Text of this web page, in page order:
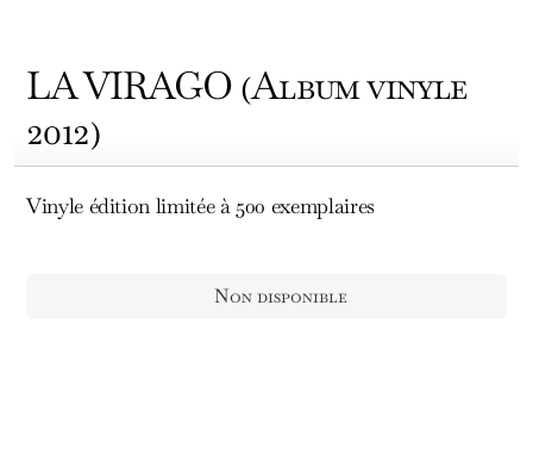
LA VIRAGO (Album vinyle
2012)
Vinyle édition limitée à 500 exemplaires
Non disponible